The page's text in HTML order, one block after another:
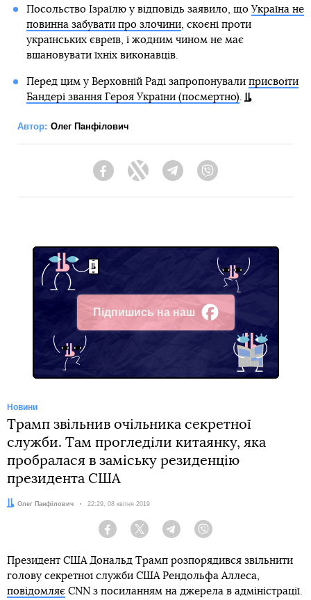
Посольство Ізраїлю у відповідь заявило, що Україна не
повинна забувати про злочини, скоєні проти
українських євреїв, і жодним чином не має
вшановувати їхніх виконавців.
Перед цим у Верховній Раді запропонували присвоїти
Бандері звання Героя України (посмертно).
Автор: Олег Панфілович
FacebookTwitter Telegram
Підпишись на наш
Facebook
Новини
Трамп звільнив очільника секретної
служби. Там прогледіли китаянку, яка
пробралася в заміську резиденцію
президента США
Автор:
Олег Панфілович Дата:
22:29, 08 квітня 2019
Facebook Twitter Telegram
Президент США Дональд Трамп розпорядився звільнити
голову секретної служби США Рендольфа Аллеса,
повідомляє CNN з посиланням на джерела в адміністрації.